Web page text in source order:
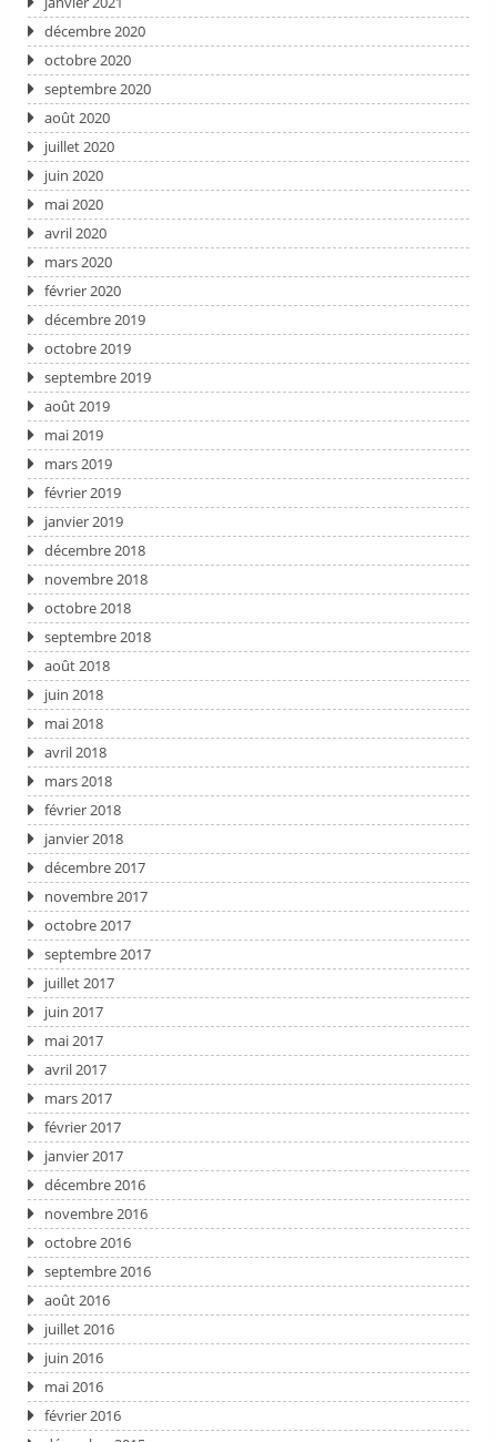
décembre 2020
octobre 2020
septembre 2020
août 2020
juillet 2020
juin 2020
mai 2020
avril 2020
mars 2020
février 2020
décembre 2019
octobre 2019
septembre 2019
août 2019
mai 2019
mars 2019
février 2019
janvier 2019
décembre 2018
novembre 2018
octobre 2018
septembre 2018
août 2018
juin 2018
mai 2018
avril 2018
mars 2018
février 2018
janvier 2018
décembre 2017
novembre 2017
octobre 2017
septembre 2017
juillet 2017
juin 2017
mai 2017
avril 2017
mars 2017
février 2017
janvier 2017
décembre 2016
novembre 2016
octobre 2016
septembre 2016
août 2016
juillet 2016
juin 2016
mai 2016
février 2016